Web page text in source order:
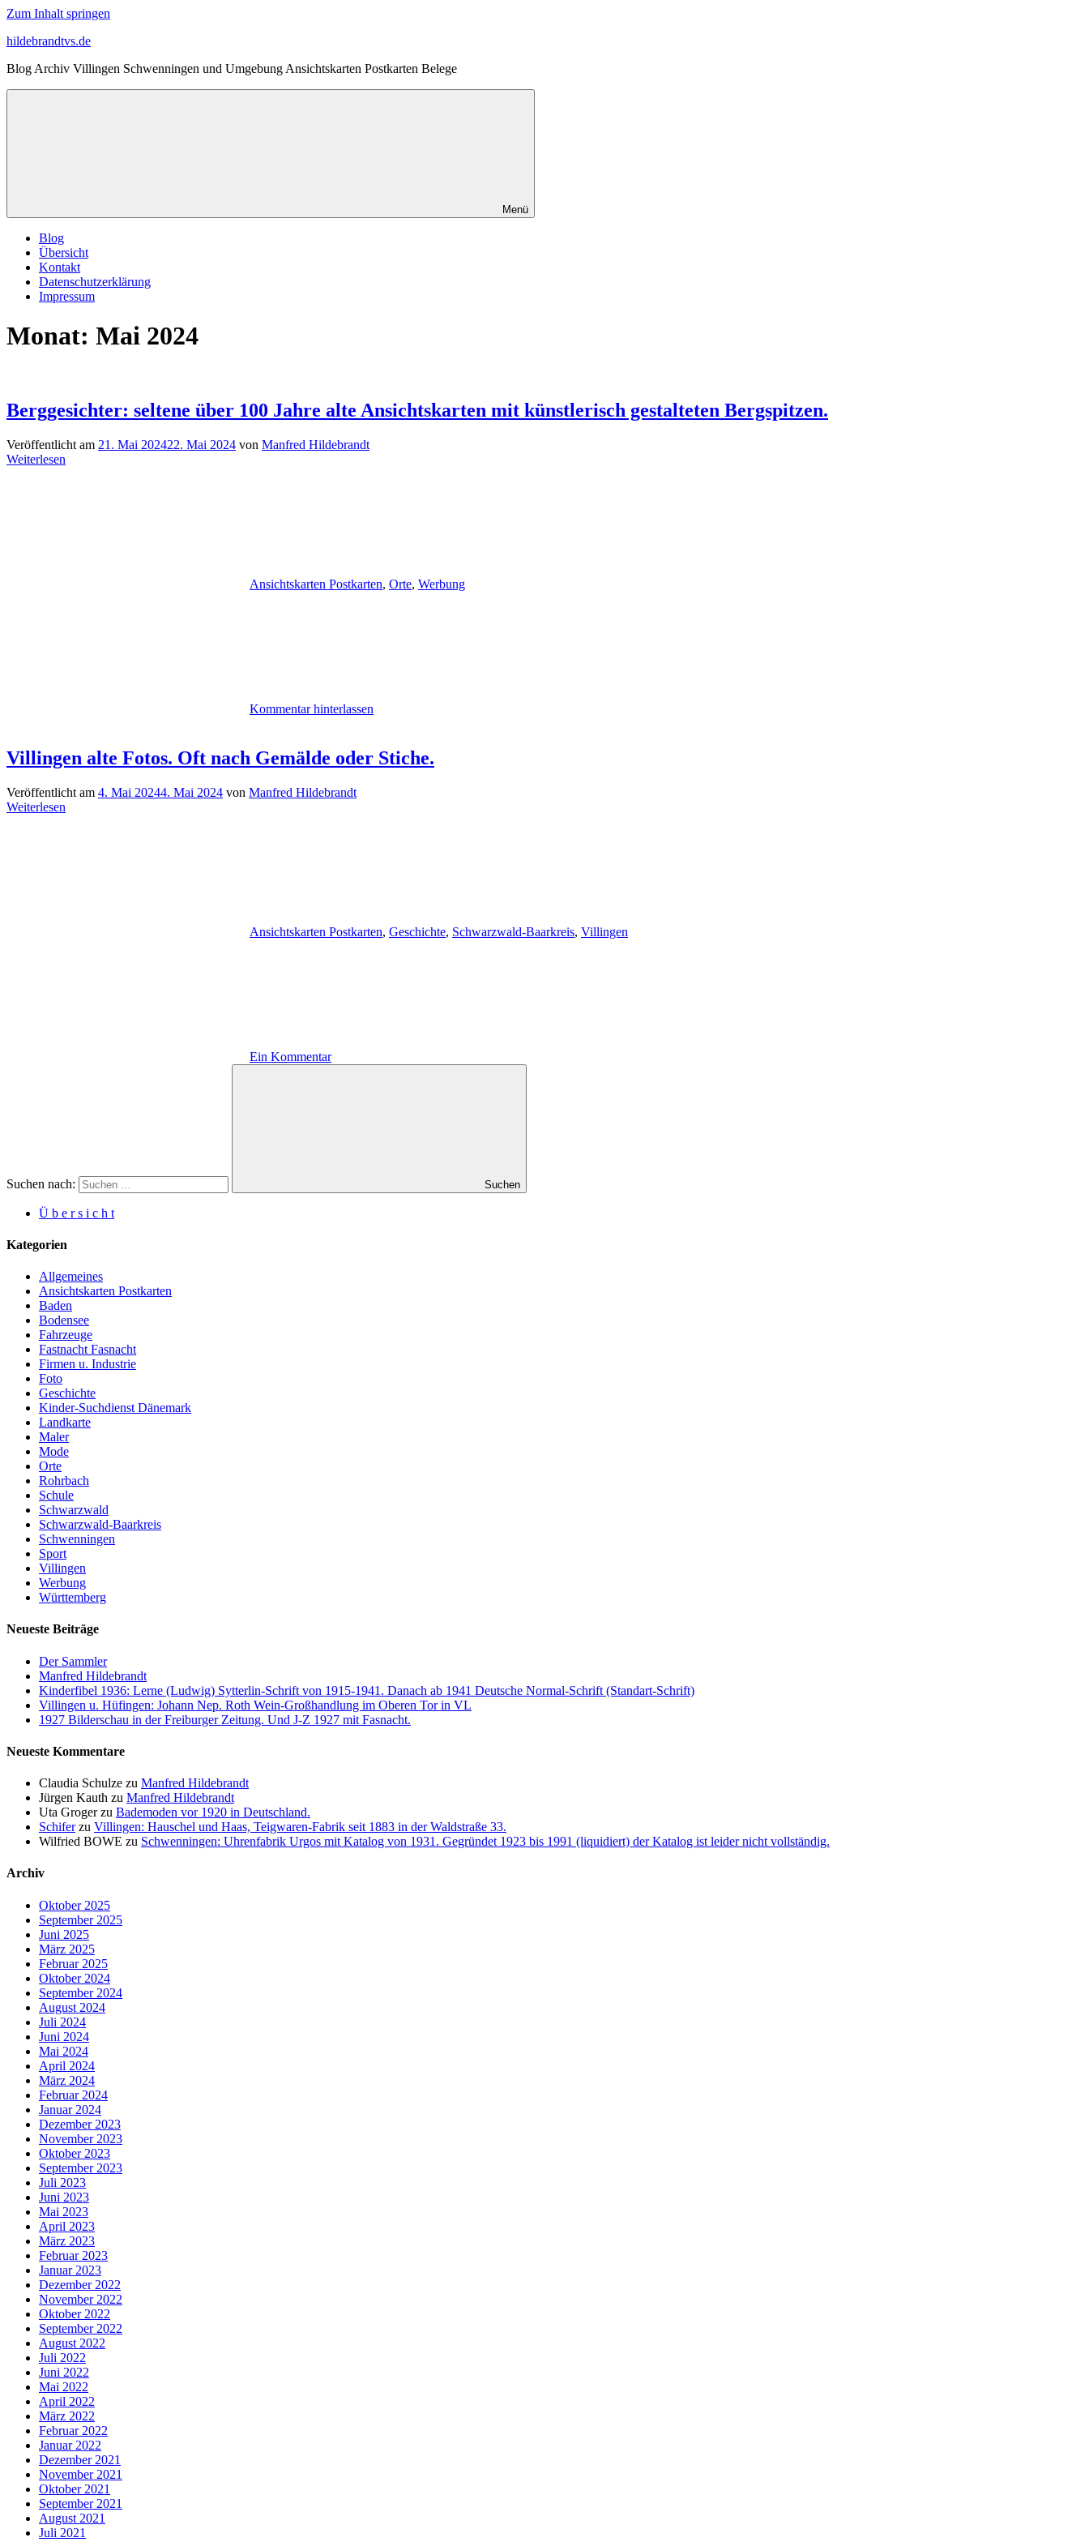
Zum Inhalt springen
hildebrandtvs.de
Blog Archiv Villingen Schwenningen und Umgebung Ansichtskarten Postkarten Belege
Menü
Blog
Übersicht
Kontakt
Datenschutzerklärung
Impressum
Monat: Mai 2024
Berggesichter: seltene über 100 Jahre alte Ansichtskarten mit künstlerisch gestalteten Bergspitzen.
Veröffentlicht am 21. Mai 202422. Mai 2024 von Manfred Hildebrandt
Weiterlesen
Ansichtskarten Postkarten, Orte, Werbung
Kommentar hinterlassen
Villingen alte Fotos. Oft nach Gemälde oder Stiche.
Veröffentlicht am 4. Mai 20244. Mai 2024 von Manfred Hildebrandt
Weiterlesen
Ansichtskarten Postkarten, Geschichte, Schwarzwald-Baarkreis, Villingen
Ein Kommentar
Suchen nach: Suchen
Ü b e r s i c h t
Kategorien
Allgemeines
Ansichtskarten Postkarten
Baden
Bodensee
Fahrzeuge
Fastnacht Fasnacht
Firmen u. Industrie
Foto
Geschichte
Kinder-Suchdienst Dänemark
Landkarte
Maler
Mode
Orte
Rohrbach
Schule
Schwarzwald
Schwarzwald-Baarkreis
Schwenningen
Sport
Villingen
Werbung
Württemberg
Neueste Beiträge
Der Sammler
Manfred Hildebrandt
Kinderfibel 1936: Lerne (Ludwig) Sytterlin-Schrift von 1915-1941. Danach ab 1941 Deutsche Normal-Schrift (Standart-Schrift)
Villingen u. Hüfingen: Johann Nep. Roth Wein-Großhandlung im Oberen Tor in VL
1927 Bilderschau in der Freiburger Zeitung. Und J-Z 1927 mit Fasnacht.
Neueste Kommentare
Claudia Schulze zu Manfred Hildebrandt
Jürgen Kauth zu Manfred Hildebrandt
Uta Grogerzu Bademoden vor 1920 in Deutschland.
Schiferzu Villingen: Hauschel und Haas, Teigwaren-Fabrik seit 1883 in der Waldstraße 33.
Wilfried BOWE zu Schwenningen: Uhrenfabrik Urgos mit Katalog von 1931. Gegründet 1923 bis 1991 (liquidiert) der Katalog ist leider nicht vollständig.
Archiv
Oktober 2025
September 2025
Juni 2025
März 2025
Februar 2025
Oktober 2024
September 2024
August 2024
Juli 2024
Juni 2024
Mai 2024
April 2024
März 2024
Februar 2024
Januar 2024
Dezember 2023
November 2023
Oktober 2023
September 2023
Juli 2023
Juni 2023
Mai 2023
April 2023
März 2023
Februar 2023
Januar 2023
Dezember 2022
November 2022
Oktober 2022
September 2022
August 2022
Juli 2022
Juni 2022
Mai 2022
April 2022
März 2022
Februar 2022
Januar 2022
Dezember 2021
November 2021
Oktober 2021
September 2021
August 2021
Juli 2021